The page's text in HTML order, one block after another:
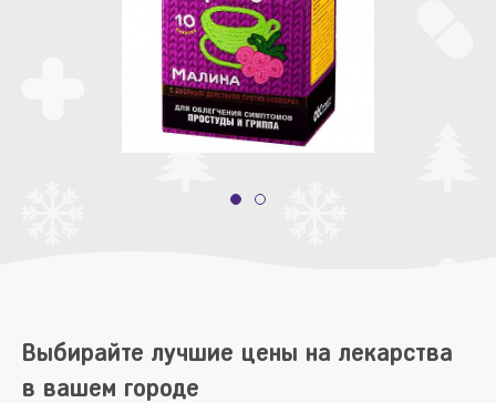
Выбирайте лучшие цены на лекарства
в вашем городе